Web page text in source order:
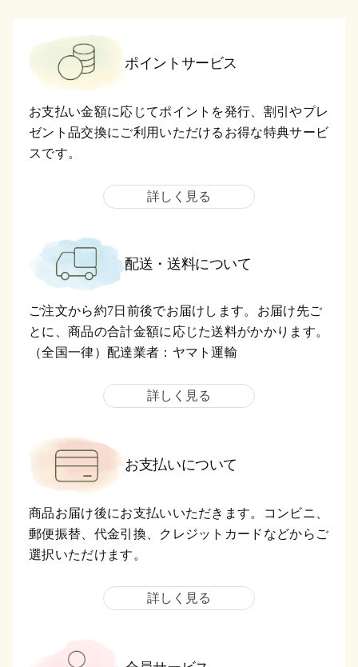
ポイントサービス
お支払い金額に応じてポイントを発行、割引やプレ
ゼント品交換にご利用いただけるお得な特典サービ
スです。
詳しく見る
配送・送料について
ご注文から約7日前後でお届けします。お届け先ご
とに、商品の合計金額に応じた送料がかかります。
（全国一律）配達業者：ヤマト運輸
詳しく見る
お支払いについて
商品お届け後にお支払いいただきます。コンビニ、
郵便振替、代金引換、クレジットカードなどからご
選択いただけます。
詳しく見る